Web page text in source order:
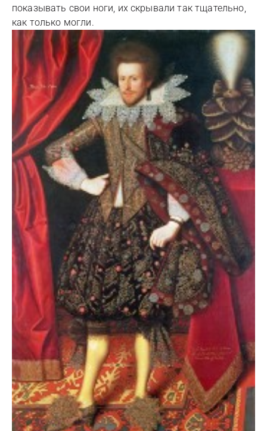
показывать свои ноги, их скрывали так тщательно,
как только могли.